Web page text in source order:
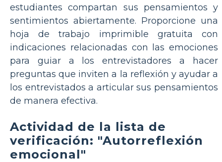
estudiantes compartan sus pensamientos y
sentimientos abiertamente. Proporcione una
hoja de trabajo imprimible gratuita con
indicaciones relacionadas con las emociones
para guiar a los entrevistadores a hacer
preguntas que inviten a la reflexión y ayudar a
los entrevistados a articular sus pensamientos
de manera efectiva.
Actividad de la lista de
verificación: "Autorreflexión
emocional"